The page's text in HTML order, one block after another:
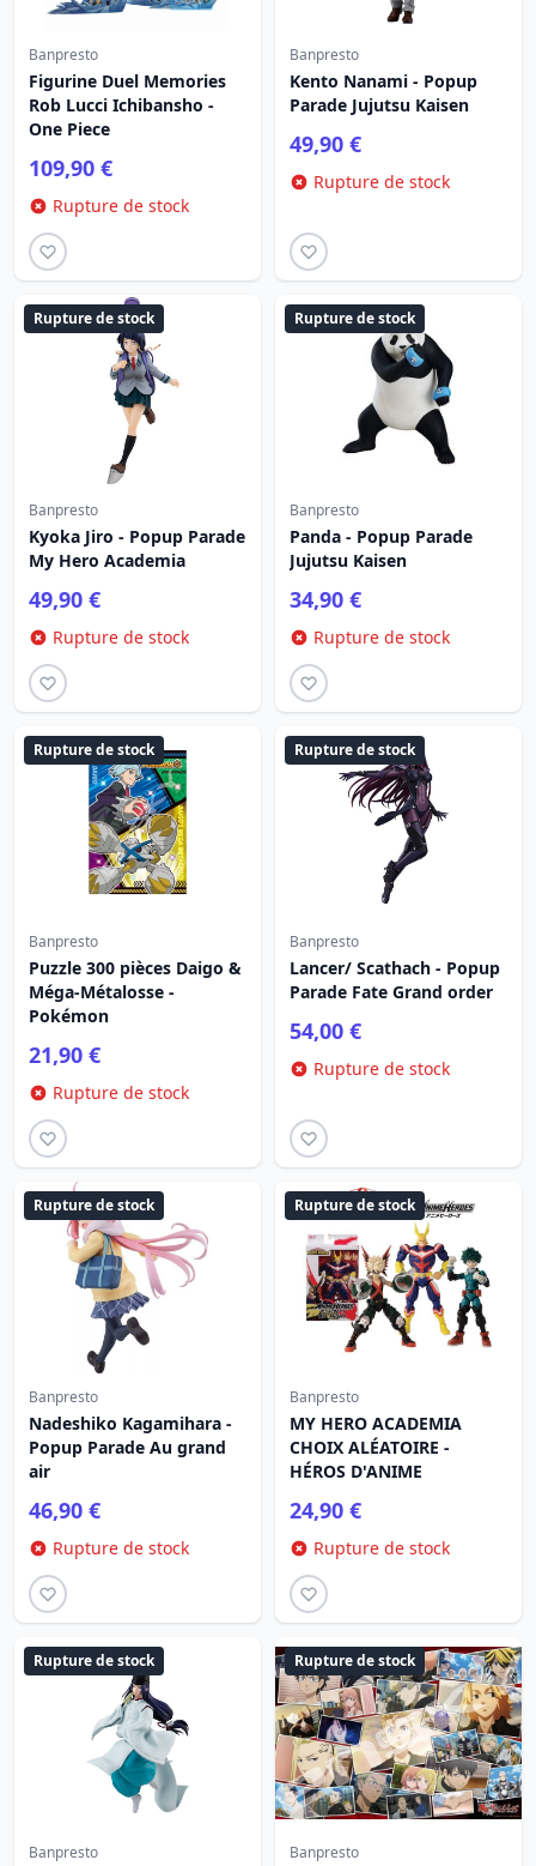
Banpresto
Figurine Duel Memories
Rob Lucci Ichibansho -
One Piece
109,90 €
Rupture de stock
Banpresto
Kento Nanami - Popup
Parade Jujutsu Kaisen
49,90 €
Rupture de stock
Rupture de stock
Banpresto
Kyoka Jiro - Popup Parade
My Hero Academia
49,90 €
Rupture de stock
Rupture de stock
Banpresto
Panda - Popup Parade
Jujutsu Kaisen
34,90 €
Rupture de stock
Rupture de stock
Banpresto
Puzzle 300 pièces Daigo &
Méga-Métalosse -
Pokémon
21,90 €
Rupture de stock
Rupture de stock
Banpresto
Lancer/ Scathach - Popup
Parade Fate Grand order
54,00 €
Rupture de stock
Rupture de stock
Banpresto
Nadeshiko Kagamihara -
Popup Parade Au grand
air
46,90 €
Rupture de stock
Rupture de stock
Banpresto
MY HERO ACADEMIA
CHOIX ALÉATOIRE -
HÉROS D'ANIME
24,90 €
Rupture de stock
Rupture de stock
Banpresto
Rupture de stock
Banpresto